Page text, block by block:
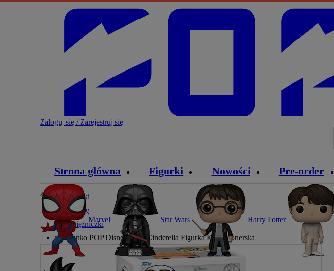
Zaloguj się / Zarejestruj się
Strona główna Figurki Nowości Pre-order
Blog
Marvel Star Wars Harry Potter
» Figurki
» Disney
» Księżniczki
»
Funko POP Disney 1318 Cinderella Figurka Kolekcjonerska